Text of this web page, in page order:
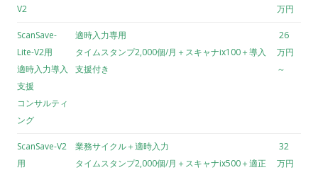
V2
万円
ScanSave-
Lite-V2用
適時入力導入
支援
コンサルティ
ング
適時入力専用
タイムスタンプ2,000個/月＋スキャナix100＋導入
支援付き
26
万円
～
ScanSave-V2
用
業務サイクル＋適時入力
タイムスタンプ2,000個/月＋スキャナix500＋適正
32
万円